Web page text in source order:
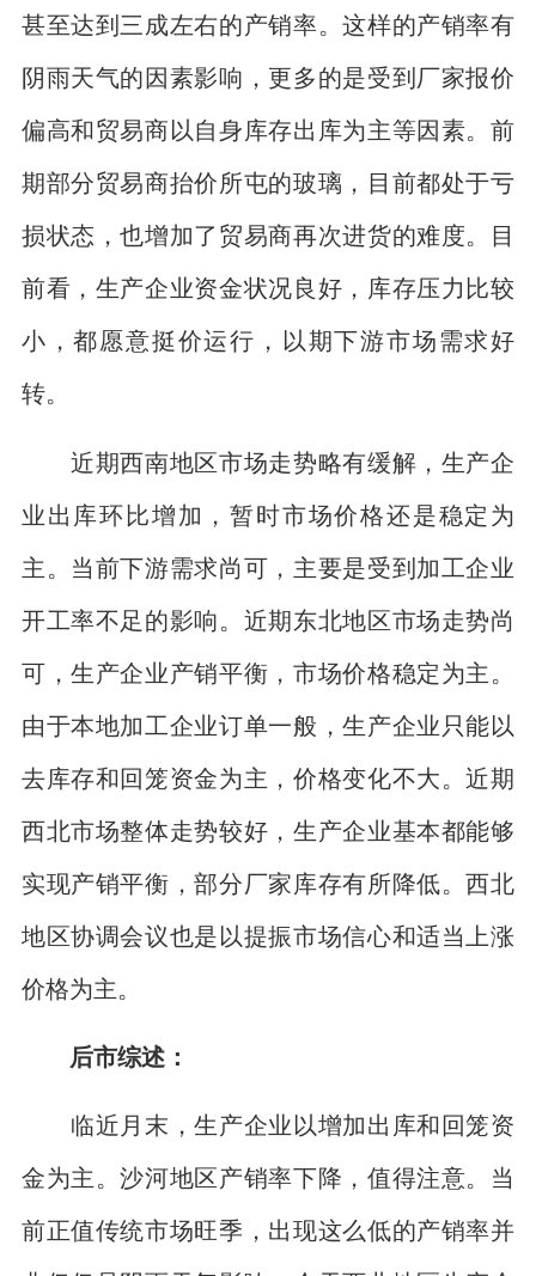
甚至达到三成左右的产销率。这样的产销率有
阴雨天气的因素影响，更多的是受到厂家报价
偏高和贸易商以自身库存出库为主等因素。前
期部分贸易商抬价所屯的玻璃，目前都处于亏
损状态，也增加了贸易商再次进货的难度。目
前看，生产企业资金状况良好，库存压力比较
小，都愿意挺价运行，以期下游市场需求好
转。
近期西南地区市场走势略有缓解，生产企
业出库环比增加，暂时市场价格还是稳定为
主。当前下游需求尚可，主要是受到加工企业
开工率不足的影响。近期东北地区市场走势尚
可，生产企业产销平衡，市场价格稳定为主。
由于本地加工企业订单一般，生产企业只能以
去库存和回笼资金为主，价格变化不大。近期
西北市场整体走势较好，生产企业基本都能够
实现产销平衡，部分厂家库存有所降低。西北
地区协调会议也是以提振市场信心和适当上涨
价格为主。
后市综述：
临近月末，生产企业以增加出库和回笼资
金为主。沙河地区产销率下降，值得注意。当
前正值传统市场旺季，出现这么低的产销率并